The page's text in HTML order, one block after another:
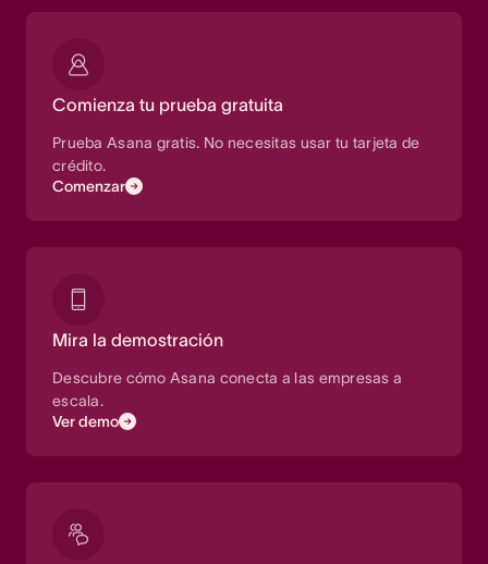
Comienza tu prueba gratuita
Prueba Asana gratis. No necesitas usar tu tarjeta de
crédito.
Comenzar
Mira la demostración
Descubre cómo Asana conecta a las empresas a
escala.
Ver demo